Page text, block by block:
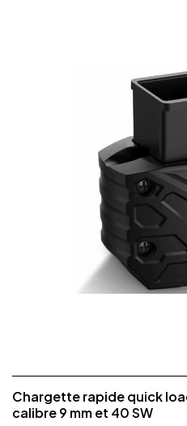
Chargette rapide quick
calibre 9 mm et 40 SW